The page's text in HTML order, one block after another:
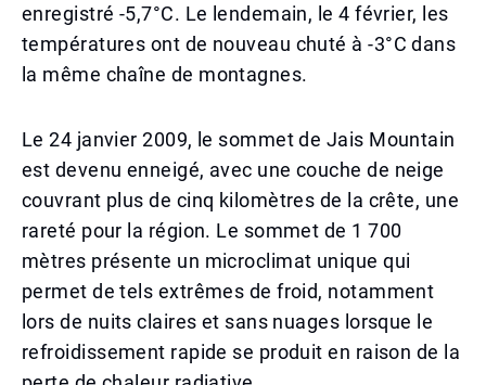
enregistré -5,7°C. Le lendemain, le 4 février, les
températures ont de nouveau chuté à -3°C dans
la même chaîne de montagnes.
Le 24 janvier 2009, le sommet de Jais Mountain
est devenu enneigé, avec une couche de neige
couvrant plus de cinq kilomètres de la crête, une
rareté pour la région. Le sommet de 1 700
mètres présente un microclimat unique qui
permet de tels extrêmes de froid, notamment
lors de nuits claires et sans nuages lorsque le
refroidissement rapide se produit en raison de la